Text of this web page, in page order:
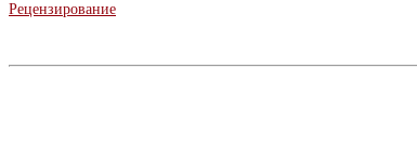
Рецензирование